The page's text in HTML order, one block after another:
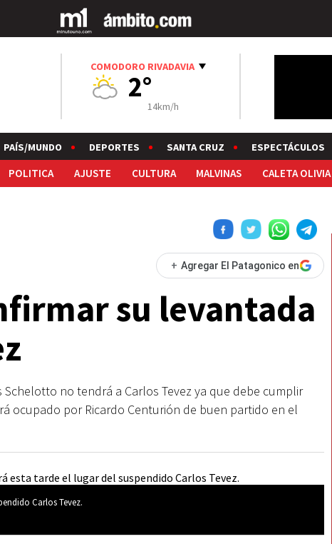
COMODORO RIVADAVIA
2°
14km/h
PAÍS/MUNDO DEPORTES SANTA CRUZ ESPECTÁCULOS
POLITICA AJUSTE CULTURA MALVINAS CALETA OLIVIA
+ Agregar El Patagonico en
su levantada
no tendrá a Carlos Tevez ya que debe cumplir
ocupado por Ricardo Centurión de buen partido en el
Carlos Tevez.